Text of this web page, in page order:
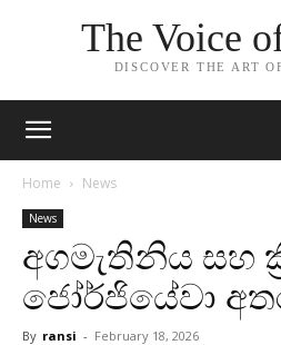
The Voice
DISCOVER THE ART
Home News
News
අගමැතිනිය සහ
ජෝර්ජියේවා
By ransi - February 18, 2026